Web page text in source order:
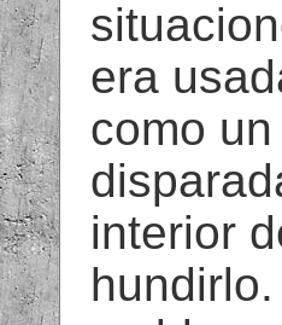
era
como un
interior